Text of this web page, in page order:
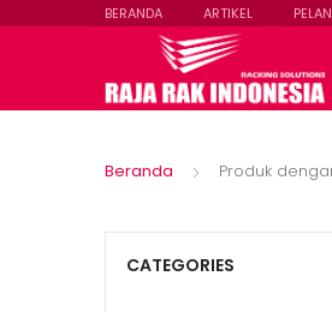
BERANDA ARTIKEL
Beranda Produk
CATEGORIES